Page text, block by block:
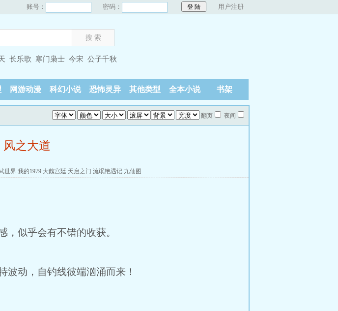
账号： 密码： 用户注册
长乐歌 寒门枭士 今宋 公子千秋
网游动漫 科幻小说 恐怖灵异 其他类型 全本小说 书架
翻页 夜间
风之大道
世界 我的1979 大魏宫廷 天启之门 流氓艳遇记 九仙图
似乎会有不错的收获。
波动，自钓线彼端汹涌而来！